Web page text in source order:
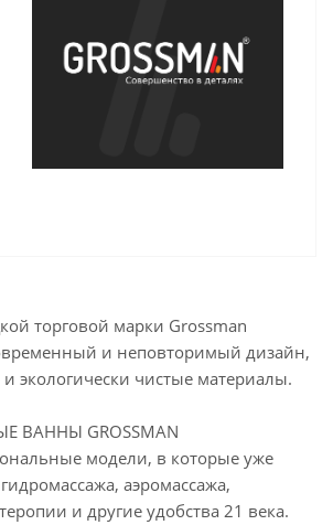
торговой марки Grossman
и неповторимый дизайн,
и экологически чистые материалы.
ВАННЫ GROSSMAN
модели, в которые уже
аэромассажа,
и другие удобства 21 века.